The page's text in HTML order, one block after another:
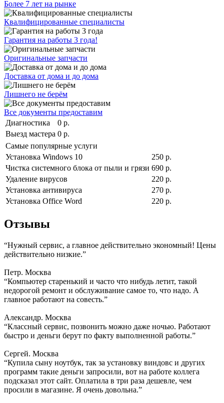
Более 7 лет на рынке
Квалифицированные специалисты
Гарантия на работы 3 года!
Оригинальные запчасти
Доставка от дома и до дома
Лишнего не берём
Все документы предоставим
Диагностика
0 р.
Выезд мастера 0 р.
Самые популярные услуги
Установка Windows 10
250 р.
Чистка системного блока от пыли и грязи 690 р.
Удаление вирусов
220 р.
Установка антивируса
270 р.
Установка Office Word
220 р.
Отзывы
“Нужный сервис, а главное действительно экономный! Цены
действительно низкие.”
Петр. Москва
“Компьютер старенький и часто что нибудь летит, такой
недорогой ремонт и обслуживание самое то, что надо. А
главное работают на совесть.”
Александр. Москва
“Классный сервис, позвонить можно даже ночью. Работают
быстро и деньги берут по факту выполненной работы.”
Сергей. Москва
“Купила сыну ноутбук, так за установку виндовс и других
программ такие деньги запросили, вот на работе коллега
подсказал этот сайт. Оплатила в три раза дешевле, чем
просили в магазине. Я очень довольна.”